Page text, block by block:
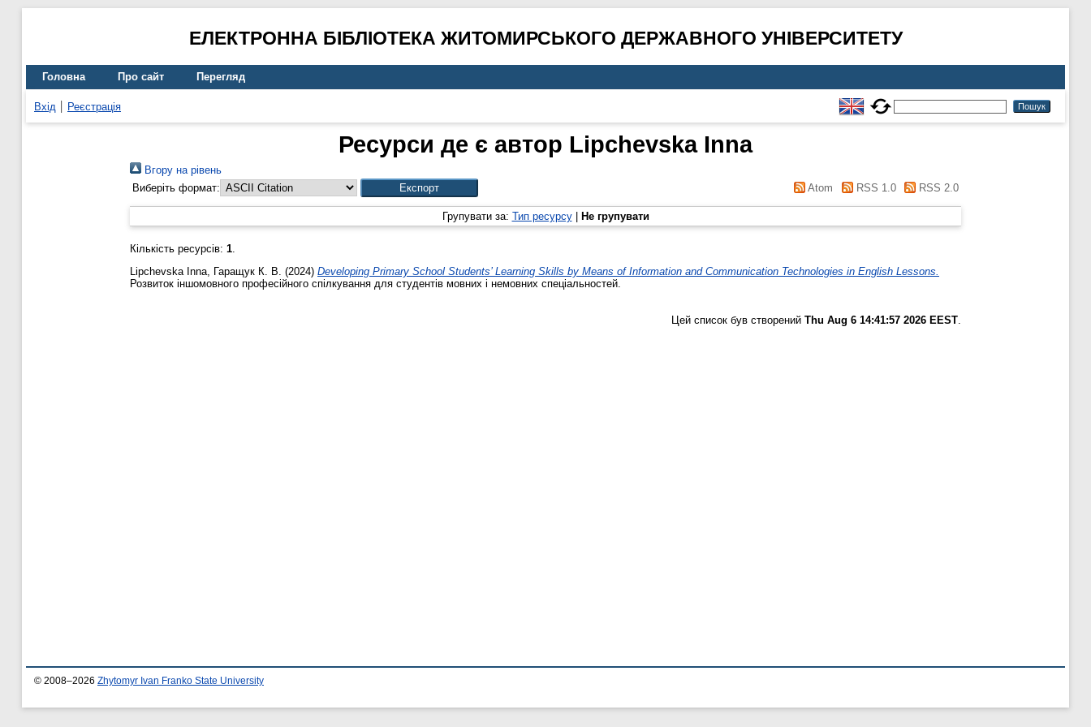
ЕЛЕКТРОННА БІБЛІОТЕКА ЖИТОМИРСЬКОГО ДЕРЖАВНОГО УНІВЕРСИТЕТУ
Головна Про сайт Перегляд
Вхід Реєстрація
Ресурси де є автор Lipchevska Inna
Вгору на рівень
Виберіть формат:
Atom RSS 1.0 RSS 2.0
Групувати за: Тип ресурсу| Не групувати
Кількість ресурсів: 1.
Lipchevska Inna, Гаращук К. В. (2024) Developing Primary School Students’ Learning Skills by Means of Information and Communication Technologies in English Lessons.
Розвиток іншомовного професійного спілкування для студентів мовних і немовних спеціальностей.
Цей список був створений Thu Aug 6 14:41:57 2026 EEST.
© 2008–2026 Zhytomyr Ivan Franko State University